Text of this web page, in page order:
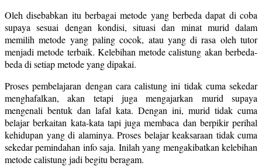
Oleh disebabkan itu berbagai metode yang berbeda dapat di coba
supaya sesuai dengan kondisi, situasi dan minat murid dalam
memilih metode yang paling cocok, atau yang di rasa oleh tutor
menjadi metode terbaik. Kelebihan metode calistung akan berbeda-
beda di setiap metode yang dipakai.
Proses pembelajaran dengan cara calistung ini tidak cuma sekedar
menghafalkan, akan tetapi juga mengajarkan murid supaya
mengenali bentuk dan lafal kata. Dengan ini, murid tidak cuma
belajar berkaitan kata-kata tapi juga membaca dan berpikir perihal
kehidupan yang di alaminya. Proses belajar keaksaraan tidak cuma
sekedar pemindahan info saja. Inilah yang mengakibatkan kelebihan
metode calistung jadi begitu beragam.